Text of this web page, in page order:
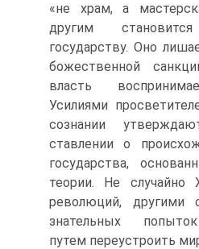
«не храм, а
другим
государству. Оно
божественной
власть
Усилиями
сознании
ставлении о
государства,
теории. Не
революций, другими
знательных
путем переустроить